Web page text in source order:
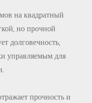
на квадратный
но прочной
долговечность,
управляемым для
прочность и